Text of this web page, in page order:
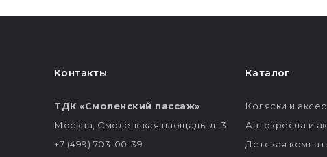
Контакты
ТДК «Смоленский пассаж»
Москва, Смоленская площадь, д. 3
+7 (499) 703-00-39
Каталог
Коляски и
Автокресла и
Детская